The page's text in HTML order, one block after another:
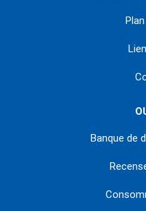
Banque de